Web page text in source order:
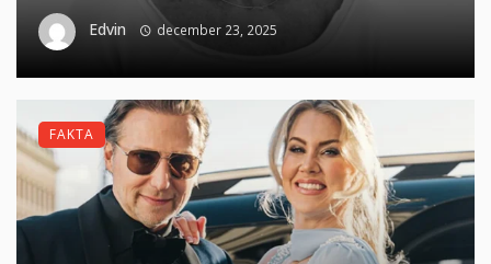
Edvin december 23, 2025
FAKTA